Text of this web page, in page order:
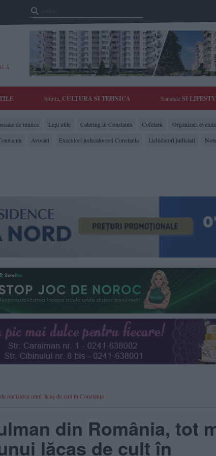
Stiinta, CULTURA SI TEHNICA SanatateSI
de munca Legi utile Catering in Constanta Cofetarii
Organizari
Avocati Executori judecatoresti Constanta Lichidatori judiciari
realizarea unui lăcaș de cult în Constanța
din România, tot
lăcaș de cult în